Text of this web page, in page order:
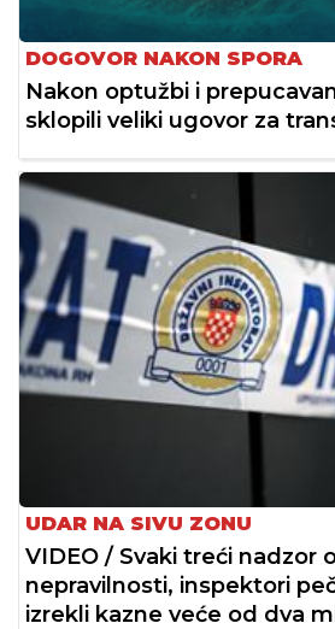
DOGOVOR NAKON SPORA
Nakon optužbi i
sklopili veliki ugovor za
UDAR NA SIVU ZONU
VIDEO / Svaki treći nadzor
nepravilnosti, inspektori
izrekli kazne veće od dva